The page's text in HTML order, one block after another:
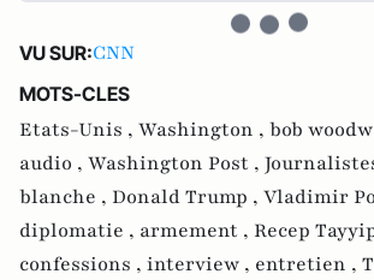
VU SUR:CNN
MOTS-CLES
Etats-Unis , Washington , bob
audio , Washington Post ,
blanche , Donald Trump , Vladimir
diplomatie , armement , Recep
confessions , interview , entretien ,